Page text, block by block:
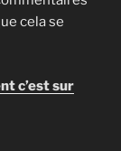
cela se
c’est sur